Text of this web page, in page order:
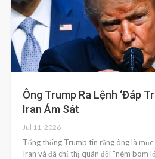
Ông Trump Ra Lệnh ‘đáp
Iran Ám Sát
Jul 11, 2026
Tổng thống Trump tin rằng ông là
Iran và đã chỉ thị quân đội "ném bom